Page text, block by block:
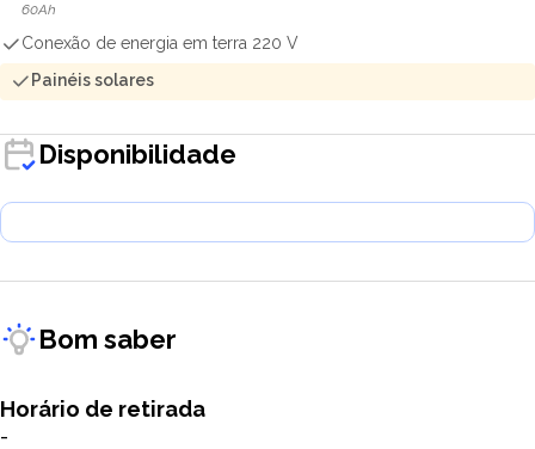
60Ah
Conexão de energia em terra 220 V
Painéis solares
Disponibilidade
Bom saber
Horário de retirada
-